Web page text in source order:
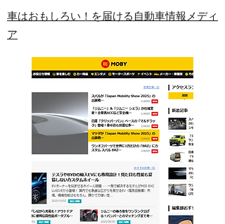
車はおもしろい！を届ける自動車情報メディ
ア